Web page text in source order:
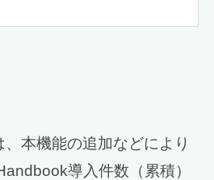
本機能の追加などにより
導入件数（累積）